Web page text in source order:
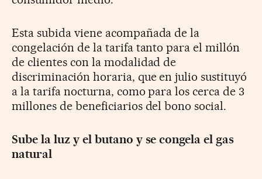
Esta subida viene acompañada de la
congelación de la tarifa tanto para el millón
de clientes con la modalidad de
discriminación horaria, que en julio sustituyó
a la tarifa nocturna, como para los cerca de 3
millones de beneficiarios del bono social.
Sube la luz y el butano y se congela el gas
natural